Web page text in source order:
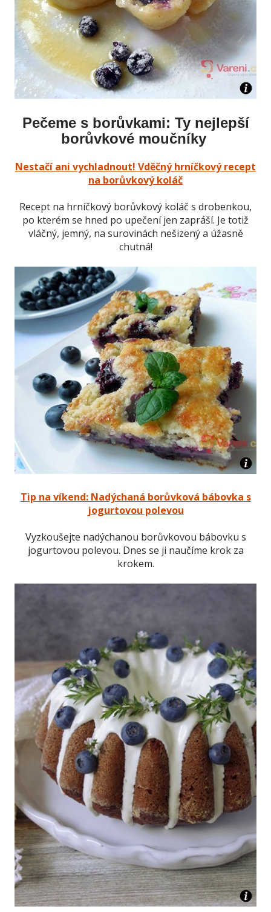
Pečeme s borůvkami: Ty nejlepší
borůvkové moučníky
Nestačí ani vychladnout! Vděčný hrníčkový recept
na borůvkový koláč
Recept na hrníčkový borůvkový koláč s drobenkou,
po kterém se hned po upečení jen zapráší. Je totiž
vláčný, jemný, na surovinách nešizený a úžasně
chutná!
Tip na víkend: Nadýchaná borůvková bábovka s
jogurtovou polevou
Vyzkoušejte nadýchanou borůvkovou bábovku s
jogurtovou polevou. Dnes se ji naučíme krok za
krokem.